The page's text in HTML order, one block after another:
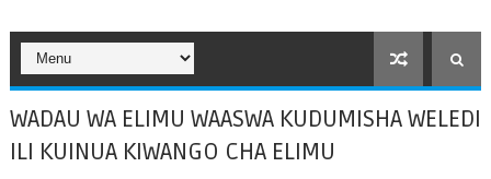
WADAU WA ELIMU WAASWA KUDUMISHA WELEDI
ILI KUINUA KIWANGO CHA ELIMU